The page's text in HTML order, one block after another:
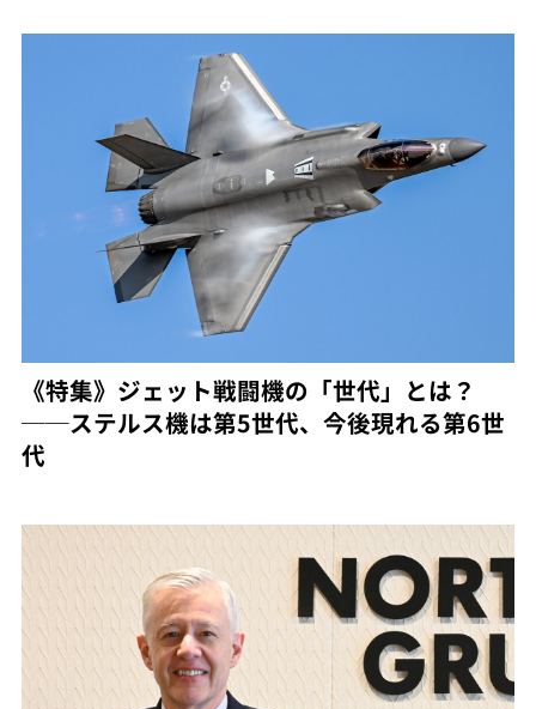
《特集》ジェット戦闘機の「世代」とは？
──ステルス機は第5世代、今後現れる第6世
代